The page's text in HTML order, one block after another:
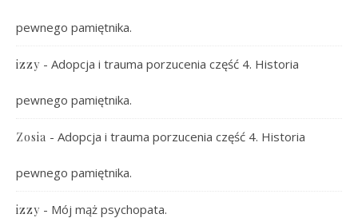
pewnego pamiętnika.
izzy - Adopcja i trauma porzucenia część 4. Historia
pewnego pamiętnika.
Zosia - Adopcja i trauma porzucenia część 4. Historia
pewnego pamiętnika.
izzy - Mój mąż psychopata.